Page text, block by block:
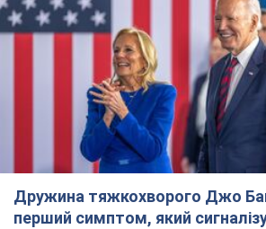
Дружина тяжкохворого Джо
перший симптом, який